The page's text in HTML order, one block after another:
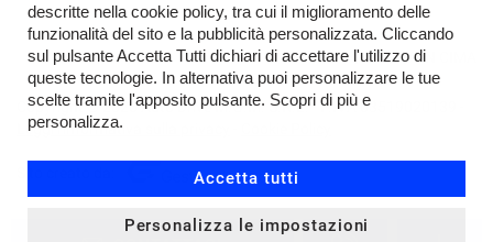
TORNA IN CIMA
Copyright © 2026 Auto Drive M.G.M. S.R.L. - P.IVA 03519020139 -
Leggi l'informativa sulla privacy
descritte nella cookie policy, tra cui il miglioramento delle
funzionalità del sito e la pubblicità personalizzata. Cliccando
sul pulsante Accetta Tutti dichiari di accettare l'utilizzo di
queste tecnologie. In alternativa puoi personalizzare le tue
scelte tramite l'apposito pulsante. Scopri di più e
personalizza.
Accetta tutti
Personalizza le impostazioni